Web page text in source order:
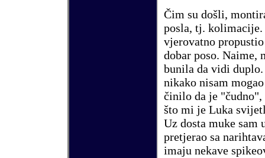
Čim su došli,
posla, tj. kolimacije.
vjerovatno
dobar poso. Naime,
bunila da vidi duplo.
nikako nisam
činilo da je "č
što mi je Luka
Uz dosta muke sam
pretjerao sa
imaju nekave